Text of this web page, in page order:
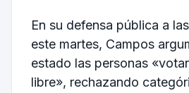
En su defensa pública a
este martes, Campos
estado las personas
libre», rechazando